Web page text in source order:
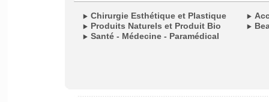
Chirurgie Esthétique et Plastique
Produits Naturels et Produit Bio
Santé - Médecine - Paramédical